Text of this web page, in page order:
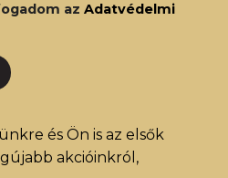
az Adatvédelmi
és Ön is az elsők
akcióinkról,